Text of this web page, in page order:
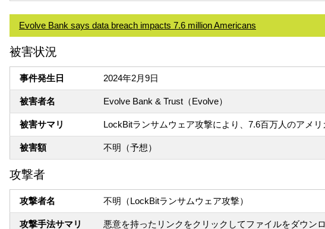
Evolve Bank says data breach impacts 7.6 million Americans
被害状況
事件発生日 2024年2月9日
被害者名 Evolve Bank & Trust（Evolve）
被害サマリ LockBitランサムウェア攻撃により、7.6百万人のアメ
被害額 不明（予想）
攻撃者
攻撃者名 不明（LockBitランサムウェア攻撃）
攻撃手法サマリ 悪意を持ったリンクをクリックしてファイルをダウン